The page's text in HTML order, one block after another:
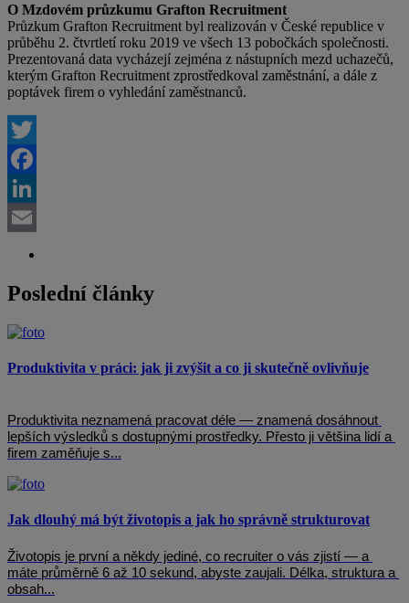
O Mzdovém průzkumu Grafton Recruitment
Průzkum Grafton Recruitment byl realizován v České republice v
průběhu 2. čtvrtletí roku 2019 ve všech 13 pobočkách společnosti.
Prezentovaná data vycházejí zejména z nástupních mezd uchazečů,
kterým Grafton Recruitment zprostředkoval zaměstnání, a dále z
poptávek firem o vyhledání zaměstnanců.
Twitter
Facebook
LinkedIn
Poslední články
Produktivita v práci: jak ji zvýšit a co ji skutečně ovlivňuje
Produktivita neznamená pracovat déle — znamená dosáhnout
lepších výsledků s dostupnými prostředky. Přesto ji většina lidí a
firem zaměňuje s...
Jak dlouhý má být životopis a jak ho správně strukturovat
Životopis je první a někdy jediné, co recruiter o vás zjistí — a
máte průměrně 6 až 10 sekund, abyste zaujali. Délka, struktura a
obsah...